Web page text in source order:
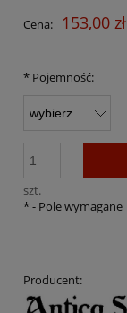
Cena: 153,00 zł
* Pojemność:
szt.
*- Pole wymagane
Producent: